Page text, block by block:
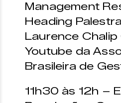
Management
Heading
Laurence Chalip
Youtube da
Brasileira de
11h30 às 12h –